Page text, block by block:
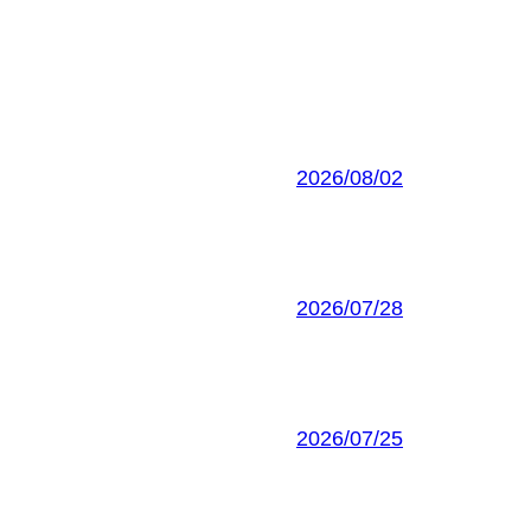
2026/08/02
2026/07/28
2026/07/25